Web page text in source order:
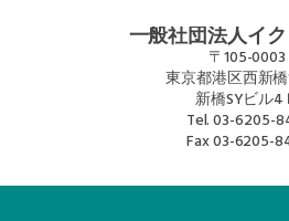
一般社団法人イ
〒105-0003
東京都港区西新
新橋SYビル4
Tel.03-6205-
Fax03-6205-